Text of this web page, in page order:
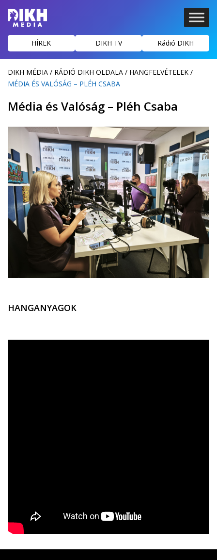
HÍREK DIKH TV Rádió DIKH
DIKH MÉDIA / RÁDIÓ DIKH OLDALA / HANGFELVÉTELEK /
MÉDIA ÉS VALÓSÁG – PLÉH CSABA
Média és Valóság – Pléh Csaba
HANGANYAGOK